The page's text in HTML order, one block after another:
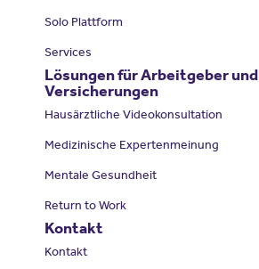
Solo Plattform
Services
Lösungen für Arbeitgeber und
Versicherungen
Hausärztliche Videokonsultation
Medizinische Expertenmeinung
Mentale Gesundheit
Return to Work
Kontakt
Kontakt